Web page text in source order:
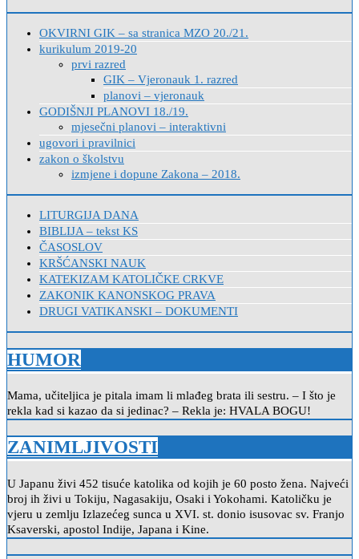
OKVIRNI GIK – sa stranica MZO 20./21.
kurikulum 2019-20
prvi razred
GIK – Vjeronauk 1. razred
planovi – vjeronauk
GODIŠNJI PLANOVI 18./19.
mjesečni planovi – interaktivni
ugovori i pravilnici
zakon o školstvu
izmjene i dopune Zakona – 2018.
LITURGIJA DANA
BIBLIJA – tekst KS
ČASOSLOV
KRŠĆANSKI NAUK
KATEKIZAM KATOLIČKE CRKVE
ZAKONIK KANONSKOG PRAVA
DRUGI VATIKANSKI – DOKUMENTI
HUMOR
Mama, učiteljica je pitala imam li mlađeg brata ili sestru. – I što je
rekla kad si kazao da si jedinac? – Rekla je: HVALA BOGU!
ZANIMLJIVOSTI
U Japanu živi 452 tisuće katolika od kojih je 60 posto žena. Najveći
broj ih živi u Tokiju, Nagasakiju, Osaki i Yokohami. Katoličku je
vjeru u zemlju Izlazećeg sunca u XVI. st. donio isusovac sv. Franjo
Ksaverski, apostol Indije, Japana i Kine.